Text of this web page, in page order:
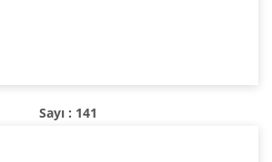
Sayı : 141